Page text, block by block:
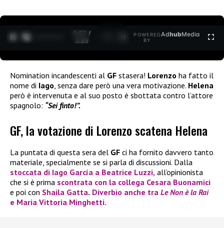
0:28 /
3:35
POWERED
BY
AdhubMedia
Nomination incandescenti al GF stasera! Lorenzo ha fatto il
nome di Iago , senza dare però una vera motivazione. Helena
però è intervenuta e al suo posto è sbottata contro l’attore
spagnolo: “Sei finto!”.
GF, la votazione di Lorenzo scatena Helena
La puntata di questa sera del GF ci ha fornito davvero tanto
materiale, specialmente se si parla di discussioni. Dalla
stoccata di Iago García a Beatrice Luzzi, all’opinionista
che si è prima scontrata con la collega Cesara Buonamici
e poi con Shaila Gatta. Diverbio anche tra Le Non è la Rai
e Maria Vittoria Minghetti.